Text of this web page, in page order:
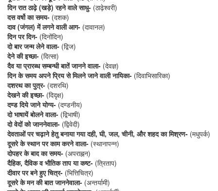
दिन रात ठाढ़े (खड़े) रहने वाले साधु- (ठाढ़ेश्वरी)
दस वर्षो का समय- (दशक)
दाव (जंगल) में लगने वाली आग- (दावानल)
दिन पर दिन- (दिनोंदिन)
दो बार जन्म लेने वाला- (द्विज)
देने की इच्छा- (दित्सा)
दैव या प्रारब्ध सम्बन्धी बातें जानने वाला- (देवज्ञ)
दिन के समय अपने प्रिय से मिलने जाने वाली नायिका- (दिवाभिसारिका)
दशरथ का पुत्र- (दशरथि)
देखने की इच्छा- (दिदृक्ष)
दण्ड दिये जाने योग्य- (दण्डनीय)
दो भाषायें बोलने वाला- (द्विभाषी)
दो वेदों को जाननेवाला- (द्विवेदी)
देवताओं पर चढ़ाने हेतु बनाया गया दही, घी, जल, चीनी, और शहद का मिश्रण- (मधुपर्क)
दूसरे के स्थान पर काम करने वाला- (स्थानापन्न)
दोपहर के बाद का समय- (अपराह्नन)
दैहिक, दैविक व भौतिक ताप या कष्ट- (त्रिताप)
दीवार पर बने हुए चित्र- (भित्तिचित्र)
दूसरे के मन की बात जाननेवाला- (अन्तर्यामी)